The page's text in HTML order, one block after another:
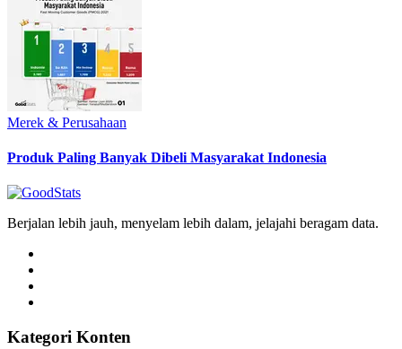
Merek & Perusahaan
Produk Paling Banyak Dibeli Masyarakat Indonesia
Berjalan lebih jauh, menyelam lebih dalam, jelajahi beragam data.
Kategori Konten